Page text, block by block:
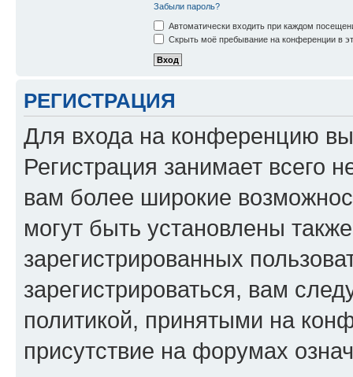
Забыли пароль?
Автоматически входить при каждом
Скрыть моё пребывание на конференции в
РЕГИСТРАЦИЯ
Для входа на конференцию
Регистрация занимает всего
вам более широкие
могут быть установлены
зарегистрированных
зарегистрироваться, вам
политикой, принятыми на
присутствие на форумах